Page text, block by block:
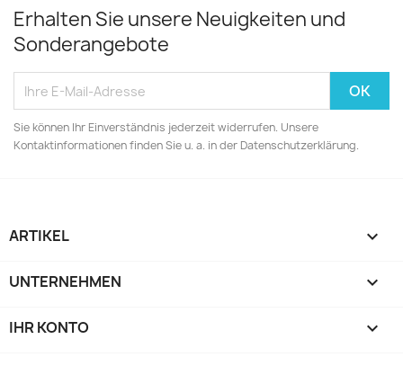
Erhalten Sie unsere Neuigkeiten und
Sonderangebote
Sie können Ihr Einverständnis jederzeit widerrufen. Unsere
Kontaktinformationen finden Sie u. a. in der Datenschutzerklärung.
ARTIKEL 
UNTERNEHMEN 
IHR KONTO 